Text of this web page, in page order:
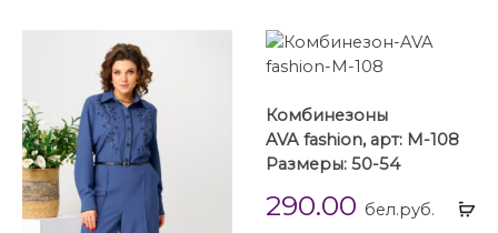
Комбинезоны
AVA fashion, арт: М-108
Размеры: 50-54
290.00 бел.руб.